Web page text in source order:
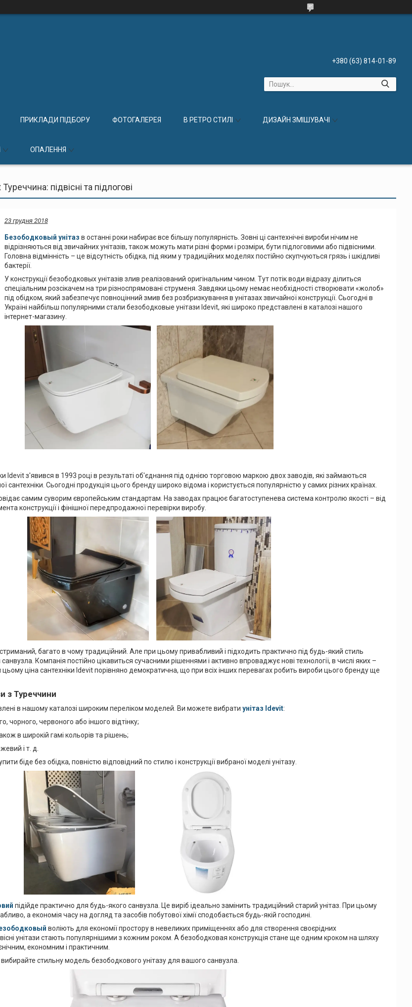
+380 (63) 814-01-89
ПРИКЛАДИ ПІДБОРУ ФОТОГАЛЕРЕЯ В РЕТРО СТИЛІ ДИЗАЙН ЗМІШУВАЧІ
ОПАЛЕННЯ
підвісні та підлогові
23 грудня 2018
Безободковый унітаз в останні роки набирає все більшу популярність. Зовні ці сантехнічні вироби нічим не
відрізняються від звичайних унітазів, також можуть мати різні форми і розміри, бути підлоговими або підвісними.
Головна відмінність – це відсутність обідка, під яким у традиційних моделях постійно скупчуються грязь і шкідливі
бактерії.
У конструкції безободковых унітазів злив реалізований оригінальним чином. Тут потік води відразу ділиться
спеціальним розсікачем на три різноспрямовані струменя. Завдяки цьому немає необхідності створювати «жолоб»
під обідком, який забезпечує повноцінний змив без розбризкування в унітазах звичайної конструкції. Сьогодні в
Україні найбільш популярними стали безободковые унітази Idevit, які широко представлені в каталозі нашого
інтернет-магазину.
Idevit з'явився в 1993 році в результаті об'єднання під однією торговою маркою двох заводів, які займаються
сантехніки. Сьогодні продукція цього бренду широко відома і користується популярністю у самих різних країнах.
самим суворим європейським стандартам. На заводах працює багатоступенева система контролю якості – від
конструкції і фінішної передпродажної перевірки виробу.
багато в чому традиційний. Але при цьому привабливий і підходить практично під будь-який стиль
санвузла. Компанія постійно цікавиться сучасними рішеннями і активно впроваджує нові технології, в числі яких –
ціна сантехніки Idevit порівняно демократична, що при всіх інших перевагах робить вироби цього бренду ще
з Туреччини
в нашому каталозі широким переліком моделей. Ви можете вибрати унітаз Idevit:
чорного, червоного або іншого відтінку;
в широкій гамі кольорів та рішень;
і т. д.
біде без обідка, повністю відповідний по стилю і конструкції вибраної моделі унітазу.
підійде практично для будь-якого санвузла. Це виріб ідеально замінить традиційний старий унітаз. При цьому
а економія часу на догляд та засобів побутової хімії сподобається будь-якій господині.
воліють для економії простору в невеликих приміщеннях або для створення своєрідних
унітази стають популярнішими з кожним роком. А безободковая конструкція стане ще одним кроком на шляху
економним і практичним.
стильну модель безободкового унітазу для вашого санвузла.